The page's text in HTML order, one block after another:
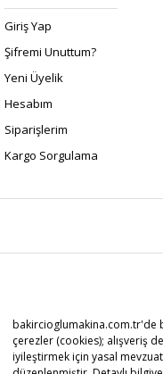
bakircioglumakina.com.tr'de
çerezler (cookies); alışveriş
iyileştirmek için yasal
Giriş Yap
Şifremi Unuttum?
Yeni Üyelik
Hesabım
Siparişlerim
Kargo Sorgulama
Copyright 2022 © Kredi